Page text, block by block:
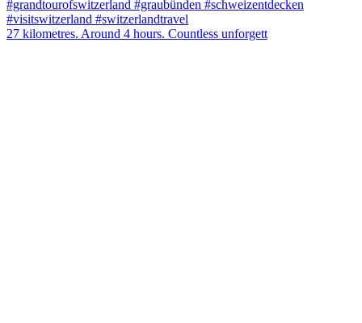
27 kilometres. Around 4 hours. Countless unforgett